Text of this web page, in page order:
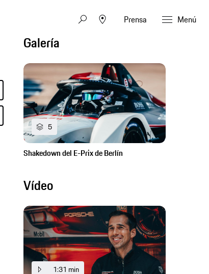
Prensa Menú
Galería
5
Shakedown del E-Prix de Berlín
Vídeo
1:31 min